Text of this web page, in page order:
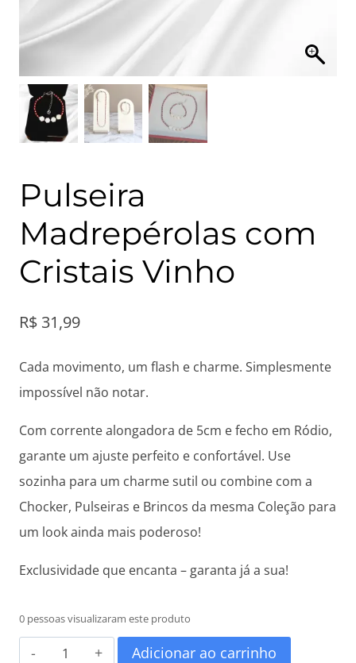
Pulseira
Madrepérolas com
Cristais Vinho
R$ 31,99
Cada movimento, um flash e charme. Simplesmente
impossível não notar.
Com corrente alongadora de 5cm e fecho em Ródio,
garante um ajuste perfeito e confortável. Use
sozinha para um charme sutil ou combine com a
Chocker, Pulseiras e Brincos da mesma Coleção para
um look ainda mais poderoso!
Exclusividade que encanta – garanta já a sua!
0 pessoas visualizaram este produto
Pulseira
Adicionar ao carrinho